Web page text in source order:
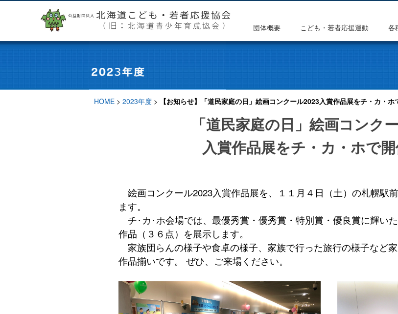
団体概要 こども・若者応援運動 各
HOME > 2023年度 > 【お知らせ】「道民家庭の日」絵画コンクール2023入賞作品展をチ・カ・ホ
「道民家庭の日」絵画コンク
入賞作品展をチ・カ・ホで
絵画コンクール2023入賞作品展を、１１月４日（土）の札幌駅
ます。
チ･カ･ホ会場では、最優秀賞・優秀賞・特別賞・優良賞に輝い
作品（３６点）を展示します。
家族団らんの様子や食卓の様子、家族で行った旅行の様子など
作品揃いです。 ぜひ、ご来場ください。